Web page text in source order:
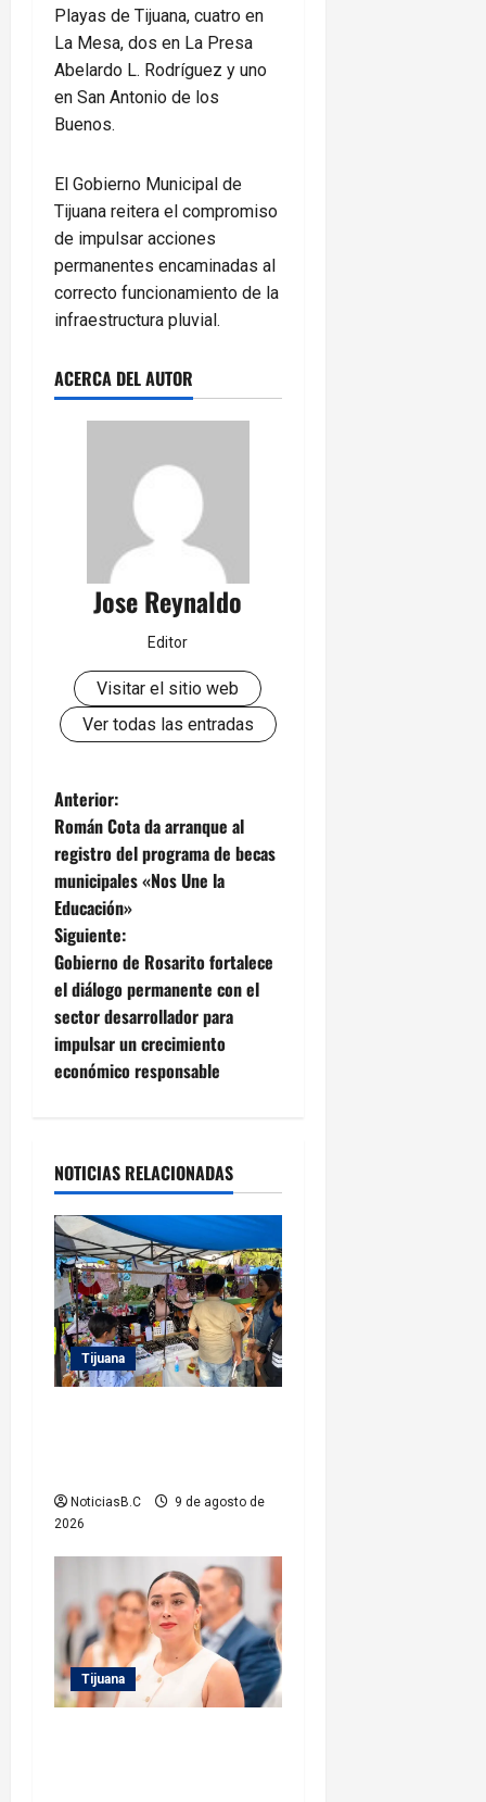
Playas de Tijuana, cuatro en
La Mesa, dos en La Presa
Abelardo L. Rodríguez y uno
en San Antonio de los
Buenos.
El Gobierno Municipal de
Tijuana reitera el compromiso
de impulsar acciones
permanentes encaminadas al
correcto funcionamiento de la
infraestructura pluvial.
ACERCA DEL AUTOR
Jose Reynaldo
Editor
Visitar el sitio web
Ver todas las entradas
N
a
v
e
g
a
c
ó
n
d
e
e
n
r
a
a
s
Anterior:
Román Cota da arranque al
registro del programa de becas
municipales «Nos Une la
Educación»
Siguiente:
Gobierno de Rosarito fortalece
el diálogo permanente con el
sector desarrollador para
impulsar un crecimiento
económico responsable
NOTICIAS RELACIONADAS
Tijuana
NoticiasB.C
9 de agosto de
2026
Tijuana